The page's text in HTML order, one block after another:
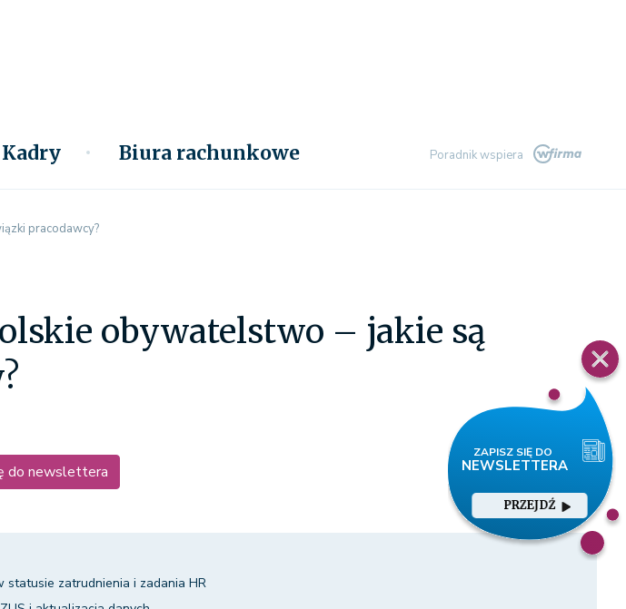
Kadry Biura rachunkowe Poradnik wspiera
PRZEJDŹ
pracodawcy?
obywatelstwo – jakie są
do newslettera
statusie zatrudnienia i zadania HR